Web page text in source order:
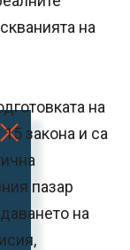
на
на
закона и са
пазар
на